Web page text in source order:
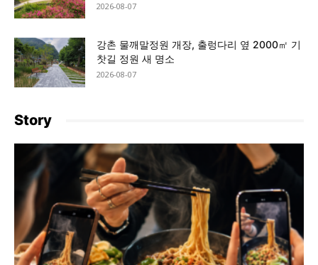
2026-08-07
강촌 물깨말정원 개장, 출렁다리 옆 2000㎡ 기
찻길 정원 새 명소
2026-08-07
Story